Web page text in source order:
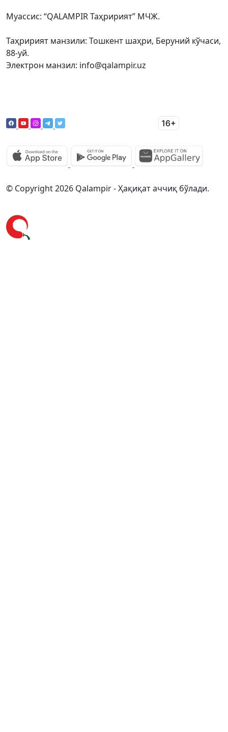
Муассис: “QALAMPIR Таҳририят” МЧЖ.
Таҳририят манзили: Тошкент шаҳри, Беруний кўчаси,
88-уй.
Электрон манзил: info@qalampir.uz
© Copyright 2026 Qalampir - Ҳақиқат аччиқ бўлади.